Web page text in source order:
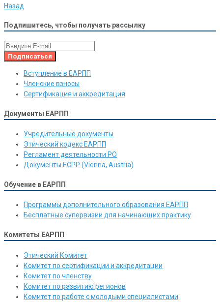
Назад
Подпишитесь, чтобы получать рассылку
Вступление в ЕАРПП
Членские взносы
Сертификация и аккредитация
Документы ЕАРПП
Учредительные документы
Этический кодекс ЕАРПП
Регламент деятельности РО
Документы ЕСРР (Vienna, Austria)
Обучение в ЕАРПП
Программы дополнительного образования ЕАРПП
Бесплатные супервизии для начинающих практику
Комитеты ЕАРПП
Этический Комитет
Комитет по сертификации и аккредитации
Комитет по членству
Комитет по развитию регионов
Комитет по работе с молодыми специалистами